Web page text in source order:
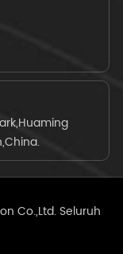
Co.,Ltd. Seluruh